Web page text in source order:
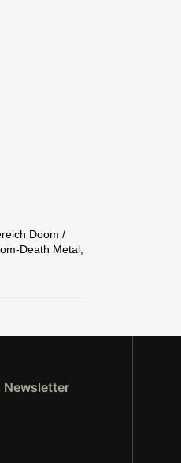
Doom /
Death Metal,
Newsletter